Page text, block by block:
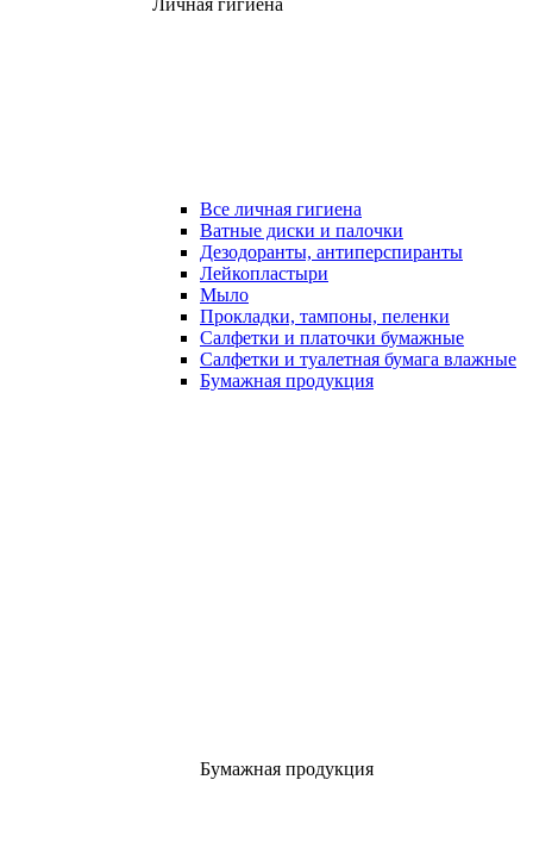
Личная гигиена
Все личная гигиена
Ватные диски и палочки
Дезодоранты, антиперспиранты
Лейкопластыри
Мыло
Прокладки, тампоны, пеленки
Салфетки и платочки бумажные
Салфетки и туалетная бумага влажные
Бумажная продукция
Бумажная продукция